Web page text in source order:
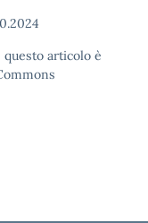
articolo è